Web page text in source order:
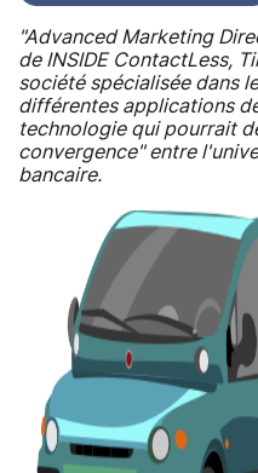
"Advanced Marketing
de INSIDE ContactLess,
société spécialisée dans
différentes applications
technologie qui pourrait
convergence" entre
bancaire.